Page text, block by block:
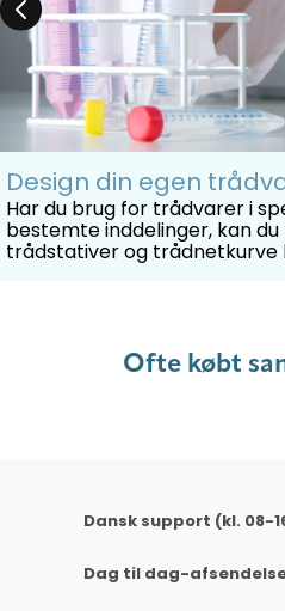
Design din egen
Har du brug for trådvarer i
bestemte inddelinger, kan
trådstativer og trådnetkurve
Ofte købt
Dansk support (kl. 08-
Dag til dag-